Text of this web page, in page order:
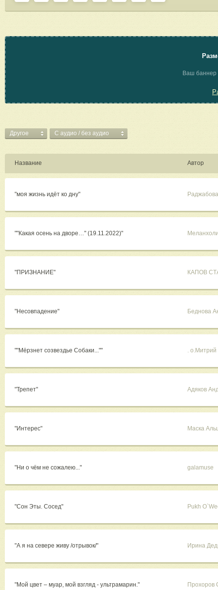
Ваш баннер
Другое C аудио / без аудио
Название Автор
"моя жизнь идёт ко дну"
""Какая осень на дворе…" (19.11.2022)"
"ПРИЗНАНИЕ" КАПОВ
"Несовпадение" Беднова
""Мёрзнет созвездье Собаки..."" . о.Митрий
"Трепет" Адяков
"Интерес" Маска
"Ни о чём не сожалею..." galamuse
"Сон Эты. Сосед" Pukh
"А я на севере живу /отрывок/" Ирина
"Мой цвет – муар, мой взгляд - ультрамарин." Прохоров